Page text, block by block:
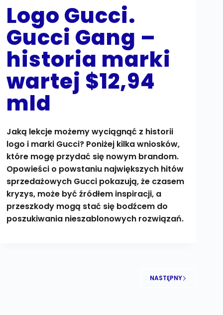
Logo Gucci.
Gucci Gang –
historia marki
wartej $12,94
mld
Jaką lekcje możemy wyciągnąć z historii
logo i marki Gucci? Poniżej kilka wniosków,
które mogę przydać się nowym brandom.
Opowieści o powstaniu największych hitów
sprzedażowych Gucci pokazują, że czasem
kryzys, może być źródłem inspiracji, a
przeszkody mogą stać się bodźcem do
poszukiwania nieszablonowych rozwiązań.
NASTĘPNY